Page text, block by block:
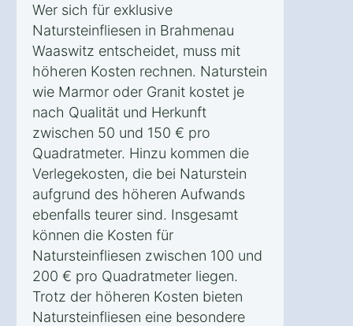
Wer sich für exklusive
Natursteinfliesen in Brahmenau
Waaswitz entscheidet, muss mit
höheren Kosten rechnen. Naturstein
wie Marmor oder Granit kostet je
nach Qualität und Herkunft
zwischen 50 und 150 € pro
Quadratmeter. Hinzu kommen die
Verlegekosten, die bei Naturstein
aufgrund des höheren Aufwands
ebenfalls teurer sind. Insgesamt
können die Kosten für
Natursteinfliesen zwischen 100 und
200 € pro Quadratmeter liegen.
Trotz der höheren Kosten bieten
Natursteinfliesen eine besondere